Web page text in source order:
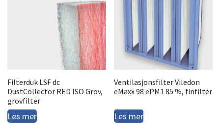
Filterduk LSF dc
DustCollector RED ISO Grov,
grovfilter
Les mer
Ventilasjonsfilter Viledon
eMaxx 98 ePM1 85 %, finfilter
Les mer